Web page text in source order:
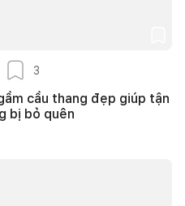
3
cầu thang đẹp giúp tận
bị bỏ quên